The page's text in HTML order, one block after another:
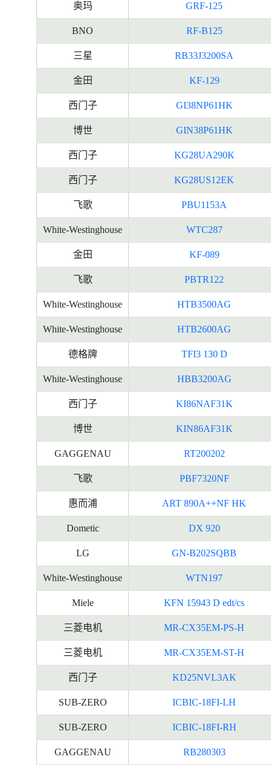
奥玛 GRF-125
BNO RF-B125
三星 RB33J3200SA
金田 KF-129
西门子 GI38NP61HK
博世 GIN38P61HK
西门子 KG28UA290K
西门子 KG28US12EK
飞歌 PBU1153A
White-Westinghouse WTC287
金田 KF-089
飞歌 PBTR122
White-Westinghouse HTB3500AG
White-Westinghouse HTB2600AG
德格牌 TFI3 130 D
White-Westinghouse HBB3200AG
西门子 KI86NAF31K
博世 KIN86AF31K
GAGGENAU RT200202
飞歌 PBF7320NF
惠而浦 ART 890A++NF HK
Dometic DX 920
LG GN-B202SQBB
White-Westinghouse WTN197
Miele KFN 15943 D edt/cs
三菱电机 MR-CX35EM-PS-H
三菱电机 MR-CX35EM-ST-H
西门子 KD25NVL3AK
SUB-ZERO ICBIC-18FI-LH
SUB-ZERO ICBIC-18FI-RH
GAGGENAU RB280303